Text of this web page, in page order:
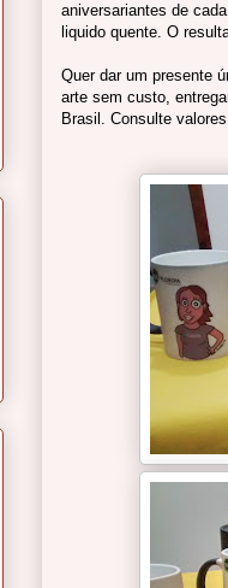
aniversariantes de
liquido quente. O
Quer dar um presente
arte sem custo,
Brasil. Consulte